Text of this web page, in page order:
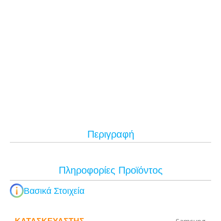
Περιγραφή
Πληροφορίες Προϊόντος
Βασικά Στοιχεία